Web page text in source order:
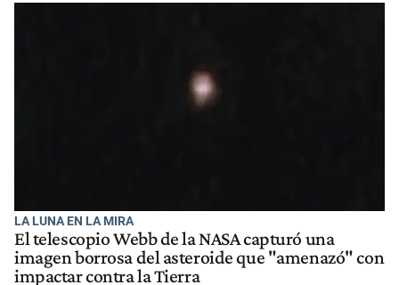
LA LUNA EN LA MIRA
El telescopio Webb de la NASA capturó una
imagen borrosa del asteroide que "amenazó" con
impactar contra la Tierra